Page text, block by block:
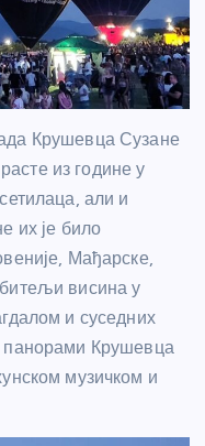
Крушевца Сузане
из године у
али и
их је било
Мађарске,
висина у
и суседних
панорами Крушевца
музичком и